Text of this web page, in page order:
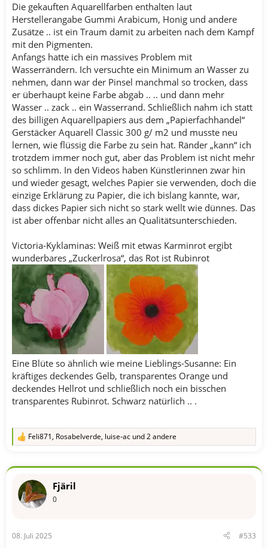
Die gekauften Aquarellfarben enthalten laut
Herstellerangabe Gummi Arabicum, Honig und andere
Zusätze .. ist ein Traum damit zu arbeiten nach dem Kampf
mit den Pigmenten.
Anfangs hatte ich ein massives Problem mit
Wasserrändern. Ich versuchte ein Minimum an Wasser zu
nehmen, dann war der Pinsel manchmal so trocken, dass
er überhaupt keine Farbe abgab .. .. und dann mehr
Wasser .. zack .. ein Wasserrand. Schließlich nahm ich statt
des billigen Aquarellpapiers aus dem „Papierfachhandel“
Gerstäcker Aquarell Classic 300 g/ m2 und musste neu
lernen, wie flüssig die Farbe zu sein hat. Ränder „kann“ ich
trotzdem immer noch gut, aber das Problem ist nicht mehr
so schlimm. In den Videos haben Künstlerinnen zwar hin
und wieder gesagt, welches Papier sie verwenden, doch die
einzige Erklärung zu Papier, die ich bislang kannte, war,
dass dickes Papier sich nicht so stark wellt wie dünnes. Das
ist aber offenbar nicht alles an Qualitätsunterschieden.
Victoria-Kyklaminas: Weiß mit etwas Karminrot ergibt
wunderbares „Zuckerlrosa“, das Rot ist Rubinrot
Eine Blüte so ähnlich wie meine Lieblings-Susanne: Ein
kräftiges deckendes Gelb, transparentes Orange und
deckendes Hellrot und schließlich noch ein bisschen
transparentes Rubinrot. Schwarz natürlich .. .
R
k
o
:
Feli871, Rosabelverde, luise-ac und 2 andere
Fjäril
0
08. Juli 2025 #533